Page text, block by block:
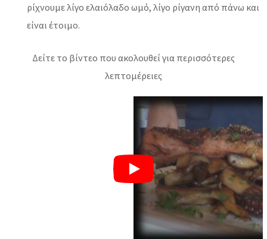
ρίχνουμε λίγο ελαιόλαδο ωμό, λίγο ρίγανη από πάνω και
είναι έτοιμο.
Δείτε το βίντεο που ακολουθεί για περισσότερες
λεπτομέρειες